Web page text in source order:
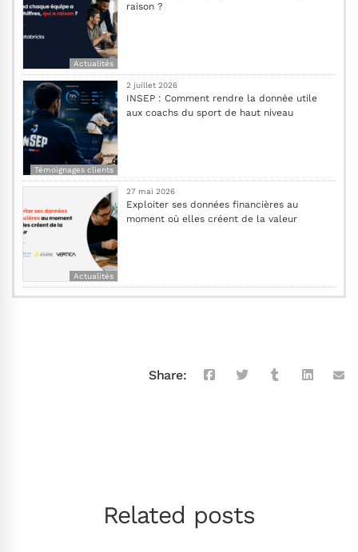
Actualités
raison ?
Témoignages clients
2 juillet 2026
INSEP : Comment rendre la donnée utile
aux coachs du sport de haut niveau
Actualités
27 mai 2026
Exploiter ses données financières au
moment où elles créent de la valeur
Share:
Related posts